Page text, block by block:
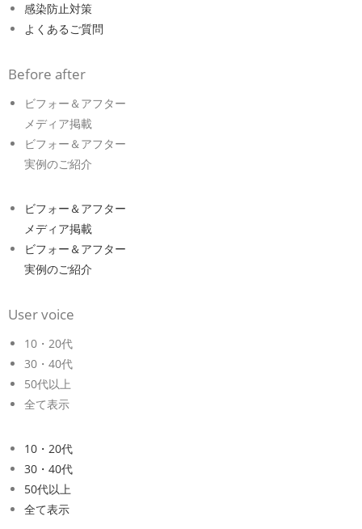
感染防止対策
よくあるご質問
Before after
ビフォー＆アフター
メディア掲載
ビフォー＆アフター
実例のご紹介
ビフォー＆アフター
メディア掲載
ビフォー＆アフター
実例のご紹介
User voice
10・20代
30・40代
50代以上
全て表示
10・20代
30・40代
50代以上
全て表示